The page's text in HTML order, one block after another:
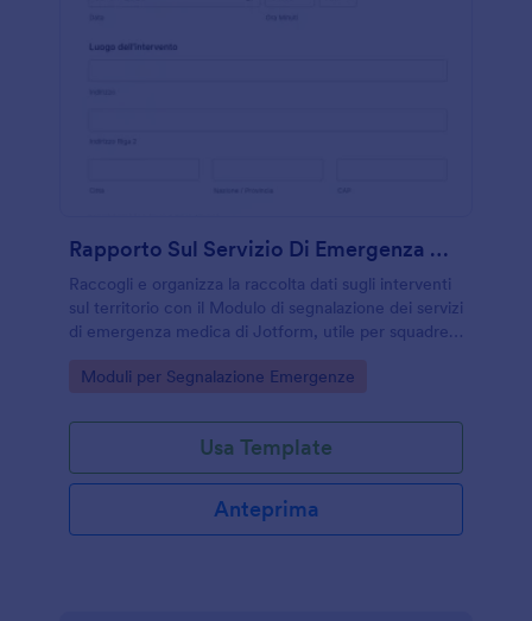
Rapporto Sul Servizio Di Emergenza Medica Sul Terreno
Raccogli e organizza la raccolta dati sugli interventi
sul territorio con il Modulo di segnalazione dei servizi
di emergenza medica di Jotform, utile per squadre
protezione civile.
Go to Category:
Moduli per Segnalazione Emergenze
Usa Template
Anteprima